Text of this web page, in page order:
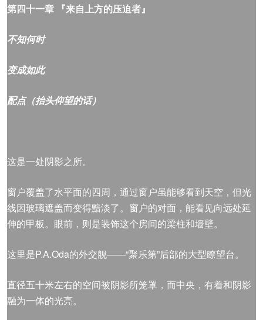
第四十一章 『来自上方的压迫者』
不知何时
变成如此
配点（抬头仰望的话）
这是一处阴影之所。
窗户覆盖了水平面的四周，通过窗户虽能够看到天空，但光
线因玻璃遮盖而变得黯淡了。窗户的对面，能看见向远处延
伸的甲板。眼前，则是装饰这个房间的梁柱和墙壁。
这里是P.A.Oda的外交舰——“聚乐第”后部的大型瞭望台。
直径五十米左右的空间被阴影所笼罩，而中央，有着和阴影
融为一体的光亮。